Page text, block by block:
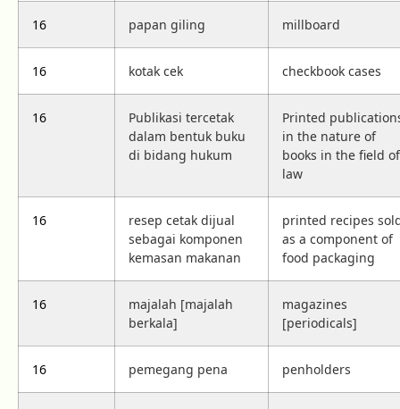
16 papan giling millboard
16 kotak cek checkbook cases
16
Publikasi tercetak
dalam bentuk buku
di bidang hukum
Printed
in the nature of
books in the field of
law
16
resep cetak dijual
sebagai komponen
kemasan makanan
printed recipes
as a component of
food packaging
16
majalah [majalah
berkala]
magazines
[periodicals]
16 pemegang pena penholders